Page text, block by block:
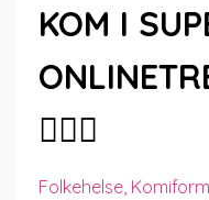
KOM I
🏋🏼‍♀️
Folkehelse Komiform